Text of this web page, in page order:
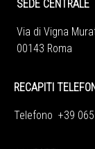
SEDE CENTRALE
Via di Vigna
00143 Roma
RECAPITI
Telefono +39